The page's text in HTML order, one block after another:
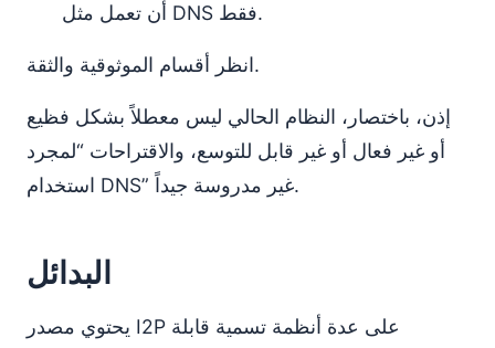
أن تعمل مثل DNS فقط.
انظر أقسام الموثوقية والثقة.
إذن، باختصار، النظام الحالي ليس معطلاً بشكل فظيع
أو غير فعال أو غير قابل للتوسع، والاقتراحات “لمجرد
استخدام DNS” غير مدروسة جيداً.
البدائل
يحتوي مصدر I2P على عدة أنظمة تسمية قابلة